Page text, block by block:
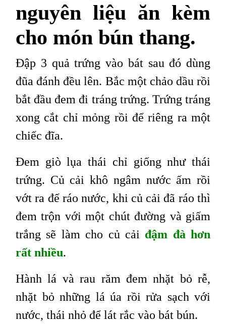
nguyên liệu ăn kèm
cho món bún thang.
Đập 3 quả trứng vào bát sau đó dùng
đũa đánh đều lên. Bắc một chảo dầu rồi
bắt đầu đem đi tráng trứng. Trứng tráng
xong cắt chỉ mỏng rồi để riêng ra một
chiếc đĩa.
Đem giò lụa thái chỉ giống như thái
trứng. Củ cải khô ngâm nước ấm rồi
vớt ra để ráo nước, khi củ cải đã ráo thì
đem trộn với một chút đường và giấm
trắng sẽ làm cho củ cải đậm đà hơn
rất nhiều.
Hành lá và rau răm đem nhặt bỏ rễ,
nhặt bỏ những lá úa rồi rửa sạch với
nước, thái nhỏ để lát rắc vào bát bún.